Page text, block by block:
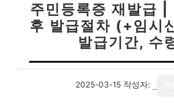
주민등록증 재발급 |
후 발급절차 (+임시
발급기간, 수
2025-03-15 작성자: